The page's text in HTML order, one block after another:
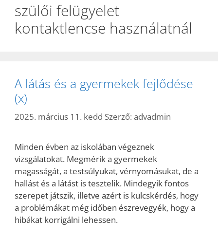
szülői felügyelet
kontaktlencse használatnál
A látás és a gyermekek fejlődése
(x)
2025. március 11. kedd Szerző: advadmin
Minden évben az iskolában végeznek
vizsgálatokat. Megmérik a gyermekek
magasságát, a testsúlyukat, vérnyomásukat, de a
hallást és a látást is tesztelik. Mindegyik fontos
szerepet játszik, illetve azért is kulcskérdés, hogy
a problémákat még időben észrevegyék, hogy a
hibákat korrigálni lehessen.